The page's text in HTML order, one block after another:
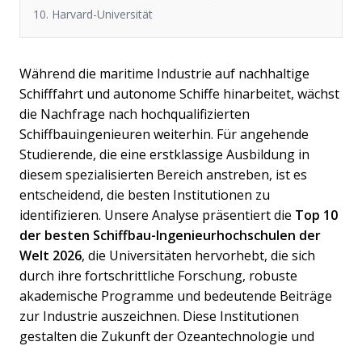
10. Harvard-Universität
Während die maritime Industrie auf nachhaltige
Schifffahrt und autonome Schiffe hinarbeitet, wächst
die Nachfrage nach hochqualifizierten
Schiffbauingenieuren weiterhin. Für angehende
Studierende, die eine erstklassige Ausbildung in
diesem spezialisierten Bereich anstreben, ist es
entscheidend, die besten Institutionen zu
identifizieren. Unsere Analyse präsentiert die Top 10
der besten Schiffbau-Ingenieurhochschulen der
Welt 2026, die Universitäten hervorhebt, die sich
durch ihre fortschrittliche Forschung, robuste
akademische Programme und bedeutende Beiträge
zur Industrie auszeichnen. Diese Institutionen
gestalten die Zukunft der Ozeantechnologie und